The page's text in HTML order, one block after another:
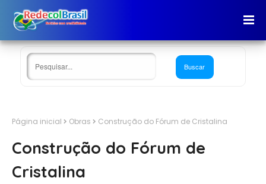
Página inicial Obras Construção do Fórum de Cristalina
Construção do Fórum de
Cristalina